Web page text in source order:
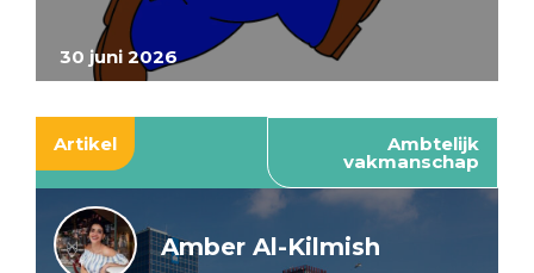
30 juni 2026
Artikel Ambtelijk
vakmanschap
Amber Al-Kilmish